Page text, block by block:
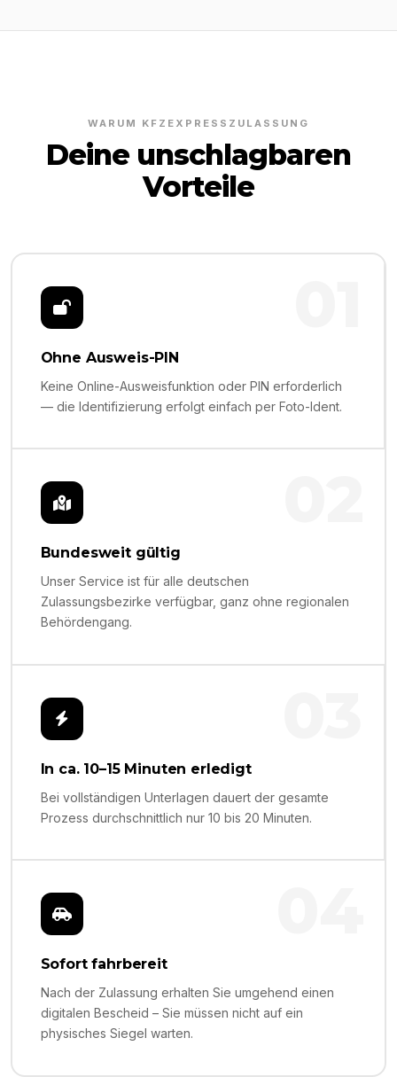
WARUM KFZEXPRESSZULASSUNG
Deine unschlagbaren
Vorteile
Ohne Ausweis-PIN
Keine Online-Ausweisfunktion oder PIN erforderlich
— die Identifizierung erfolgt einfach per Foto-Ident.
Bundesweit gültig
Unser Service ist für alle deutschen
Zulassungsbezirke verfügbar, ganz ohne regionalen
Behördengang.
In ca. 10–15 Minuten erledigt
Bei vollständigen Unterlagen dauert der gesamte
Prozess durchschnittlich nur 10 bis 20 Minuten.
Sofort fahrbereit
Nach der Zulassung erhalten Sie umgehend einen
digitalen Bescheid – Sie müssen nicht auf ein
physisches Siegel warten.